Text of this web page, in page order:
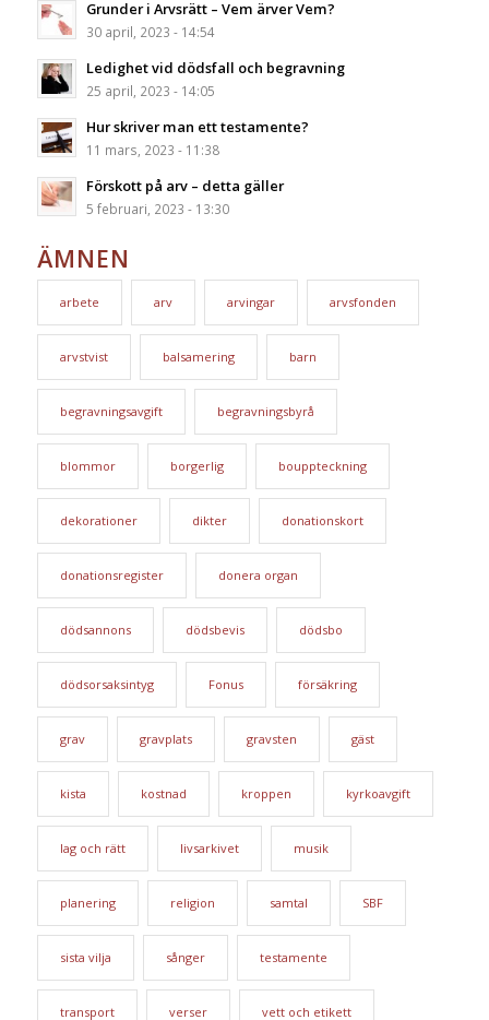
Grunder i Arvsrätt – Vem ärver Vem?
30 april, 2023 - 14:54
Ledighet vid dödsfall och begravning
25 april, 2023 - 14:05
Hur skriver man ett testamente?
11 mars, 2023 - 11:38
Förskott på arv – detta gäller
5 februari, 2023 - 13:30
ÄMNEN
arbete arv arvingar arvsfonden
arvstvist balsamering barn
begravningsavgift begravningsbyrå
blommor borgerlig bouppteckning
dekorationer dikter donationskort
donationsregister donera organ
dödsannons dödsbevis dödsbo
dödsorsaksintyg Fonus försäkring
grav gravplats gravsten gäst
kista kostnad kroppen kyrkoavgift
lag och rätt livsarkivet musik
planering religion samtal SBF
sista vilja sånger testamente
transport verser vett och etikett